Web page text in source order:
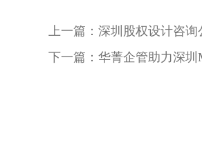
上一篇：深圳股权设计咨
下一篇：华菁企管助力深